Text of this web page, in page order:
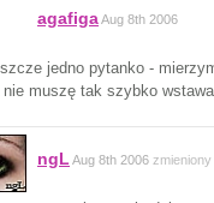
agafigaAug 8th 2006
jedno pytanko -
nie muszę tak szybko
ngL Aug 8th 2006 zmieniony